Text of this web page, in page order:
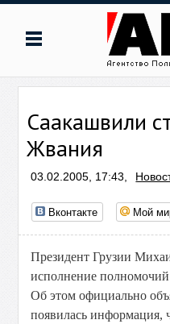
Саакашвили
Жвания
03.02.2005, 17:43,
Вконтакте Мой
Президент Грузии
исполнение
Об этом официально
появилась информация,